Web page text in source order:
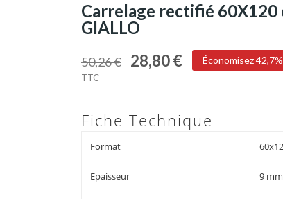
Carrelage rectifié 60X120
GIALLO
50,26 € 28,80 € Économisez 42,7%
TTC
Fiche Technique
Format
Epaisseur 9 mm